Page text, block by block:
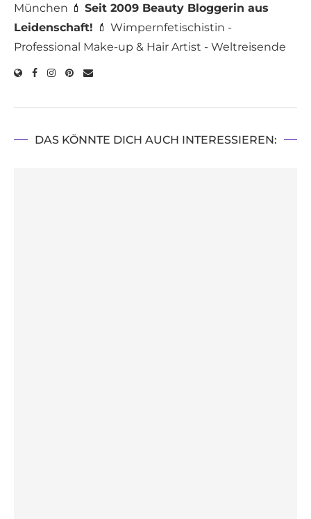
München 💄 Seit 2009 Beauty Bloggerin aus
Leidenschaft! 💄 Wimpernfetischistin -
Professional Make-up & Hair Artist - Weltreisende
DAS KÖNNTE DICH AUCH INTERESSIEREN: